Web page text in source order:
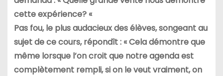
cette expérience? «
Pas fou, le plus audacieux des élèves, songeant au
sujet de ce cours,répondît : « Cela démontre que
même lorsque l’on croit que notre agendaest
complètement rempli, si on le veut vraiment, on